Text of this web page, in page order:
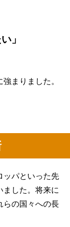
」
まりました。
ッパといった先
ました。将来に
らの国々への長